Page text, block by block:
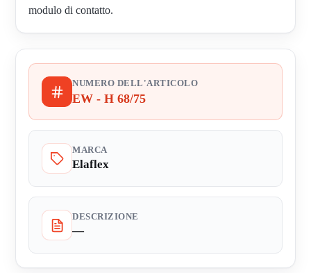
modulo di contatto.
NUMERO DELL'ARTICOLO
EW - H 68/75
MARCA
Elaflex
DESCRIZIONE
—